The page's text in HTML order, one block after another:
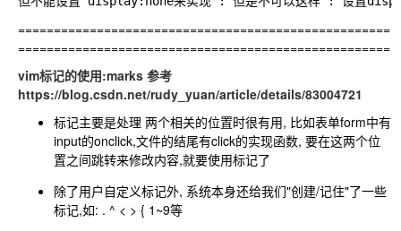
====================================================
====================================================
vim标记的使用:marks 参考
https://blog.csdn.net/rudy_yuan/article/details/83004721
标记主要是处理 两个相关的位置时很有用, 比如表单form中有
input的onclick,文件的结尾有click的实现函数, 要在这两个位
置之间跳转来修改内容,就要使用标记了
除了用户自定义标记外, 系统本身还给我们"创建/记住"了一些
标记,如: . ^ < > { 1~9等